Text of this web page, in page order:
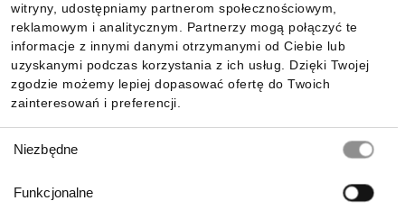
witryny, udostępniamy partnerom społecznościowym,
reklamowym i analitycznym. Partnerzy mogą połączyć te
informacje z innymi danymi otrzymanymi od Ciebie lub
uzyskanymi podczas korzystania z ich usług. Dzięki Twojej
zgodzie możemy lepiej dopasować ofertę do Twoich
zainteresowań i preferencji.
zgody
Niezbędne
Funkcjonalne
Pobierz naszą aplikację mobilną: